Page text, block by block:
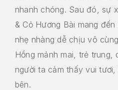
nhanh chóng. Sau đó, sự
& Cỏ Hương Bài mang
nhẹ nhàng dễ chịu vô
Hồng mảnh mai, trẻ trung,
người ta cảm thấy vui
bên.